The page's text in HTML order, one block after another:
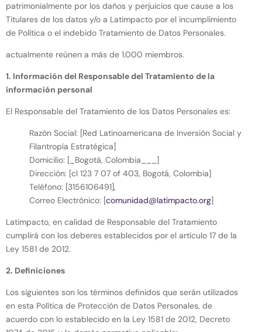
patrimonialmente por los daños y perjuicios que cause a los
Titulares de los datos y/o a Latimpacto por el incumplimiento
de Política o el indebido Tratamiento de Datos Personales.
actualmente reúnen a más de 1.000 miembros.
1. Información del Responsable del Tratamiento de la
información personal
El Responsable del Tratamiento de los Datos Personales es:
Razón Social: [Red Latinoamericana de Inversión Social y
Filantropía Estratégica]
Domicilio: [_Bogotá, Colombia___]
Dirección: [cl 123 7 07 of 403, Bogotá, Colombia]
Teléfono: [3156106491],
Correo Electrónico: [comunidad@latimpacto.org]
Latimpacto, en calidad de Responsable del Tratamiento
cumplirá con los deberes establecidos por el artículo 17 de la
Ley 1581 de 2012.
2. Definiciones
Los siguientes son los términos definidos que serán utilizados
en esta Política de Protección de Datos Personales, de
acuerdo con lo establecido en la Ley 1581 de 2012, Decreto